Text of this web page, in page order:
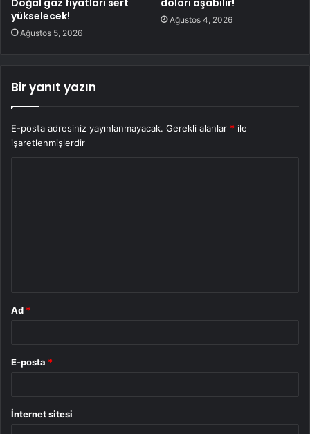
Doğal gaz fiyatları sert
yükselecek!
Ağustos 5, 2026
doları aşabilir!
Ağustos 4, 2026
Bir yanıt yazın
E-posta adresiniz yayınlanmayacak. Gerekli alanlar * ile
işaretlenmişlerdir
Ad *
E-posta *
İnternet sitesi